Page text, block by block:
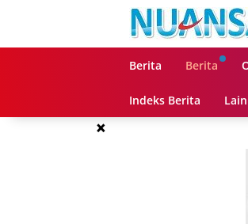
Berita Berita
Indeks Berita
×